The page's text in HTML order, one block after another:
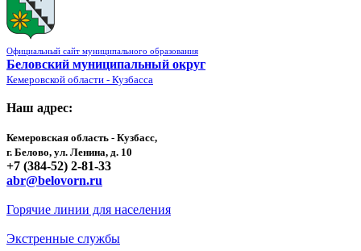
Официальный сайт муниципального образования
Беловский муниципальный округ
Кемеровской области - Кузбасса
Наш адрес:
Кемеровская область - Кузбасс,
г. Белово, ул. Ленина, д. 10
+7 (384-52) 2-81-33
abr@belovorn.ru
Горячие линии для населения
Экстренные службы